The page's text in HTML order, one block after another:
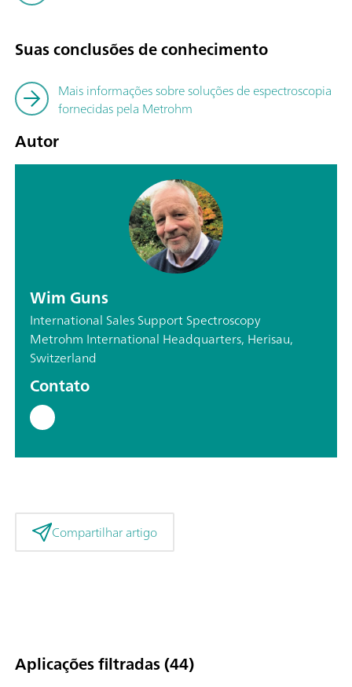
Suas conclusões de conhecimento
Mais informações sobre soluções de espectroscopia
fornecidas pela Metrohm
Autor
Wim Guns
International Sales Support Spectroscopy
Metrohm International Headquarters, Herisau,
Switzerland
Contato
Compartilhar artigo
Aplicações filtradas (44)